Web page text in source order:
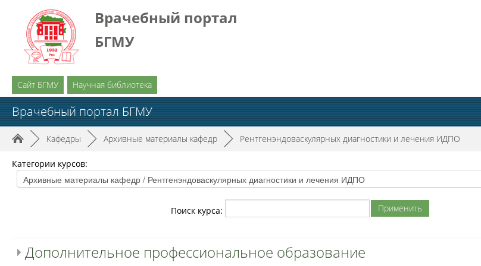
Врачебный портал
БГМУ
Сайт БГМУ Научная библиотека
Врачебный портал БГМУ
► Кафедры ► Архивные материалы кафедр ► Рентгенэндоваскулярных диагностики и лечения ИДПО
Категории курсов:
Поиск курса:
Дополнительное профессиональное образование